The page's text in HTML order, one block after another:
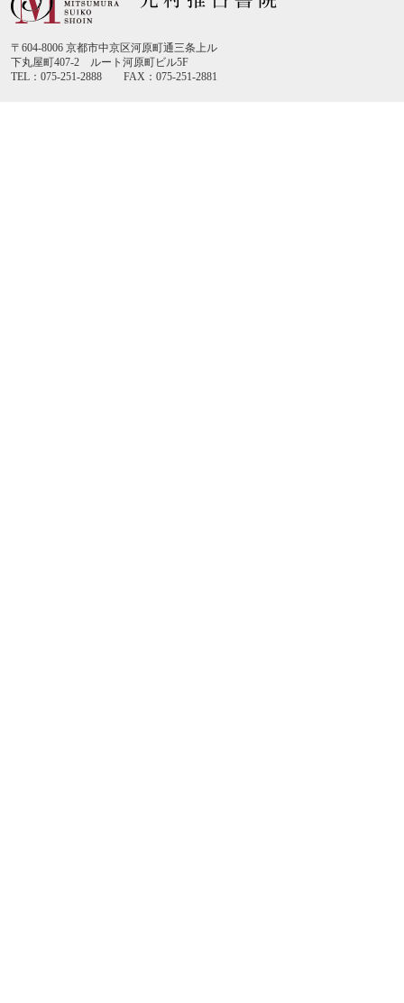
〒604-8006 京都市中京区河原町通三条上ル
下丸屋町407-2 ルート河原町ビル5F
TEL：075-251-2888 FAX：075-251-2881